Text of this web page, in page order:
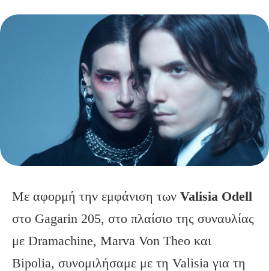
Mε αφορμή την εμφάνιση των Valisia Odell
στο Gagarin 205, στο πλαίσιο της συναυλίας
με Dramachine, Marva Von Theo και
Bipolia, συνομιλήσαμε με τη Valisia για τη